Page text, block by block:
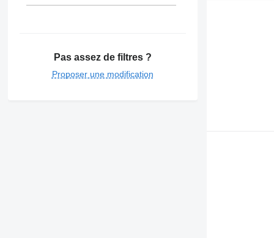
Pas assez de filtres ?
Proposer une modification